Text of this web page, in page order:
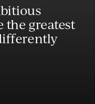
the greatest